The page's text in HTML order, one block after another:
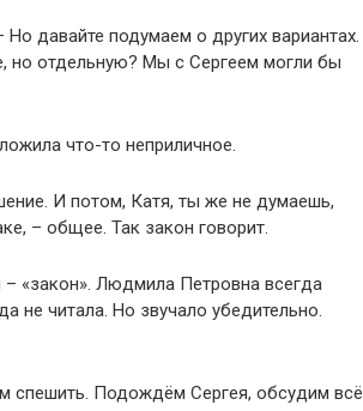
давайте подумаем о других вариантах.
но отдельную? Мы с Сергеем могли бы
что-то неприличное.
И потом, Катя, ты же не думаешь,
– общее. Так закон говорит.
– «закон». Людмила Петровна всегда
не читала. Но звучало убедительно.
спешить. Подождём Сергея, обсудим всё